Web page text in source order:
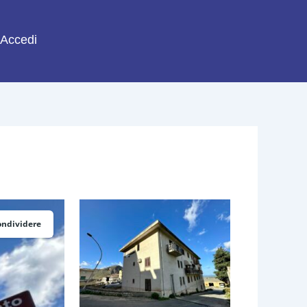
Accedi